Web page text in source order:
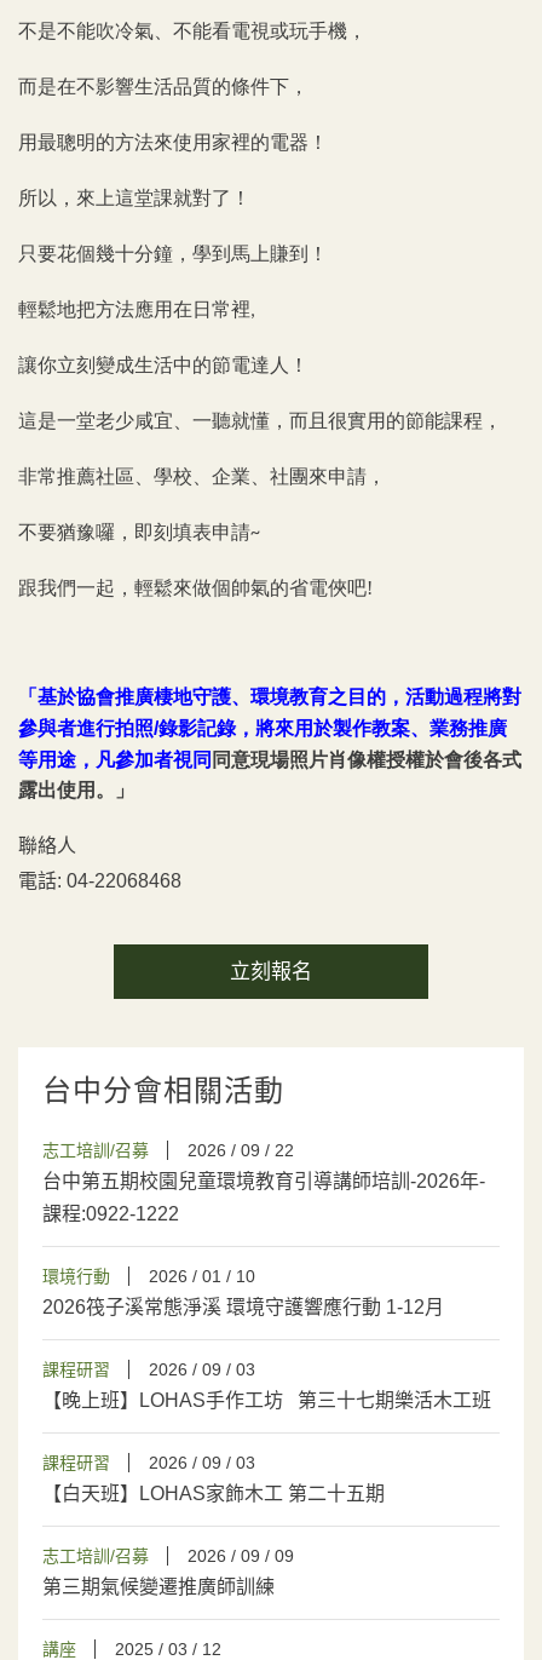
不是不能吹冷氣、不能看電視或玩手機，
而是在不影響生活品質的條件下，
用最聰明的方法來使用家裡的電器！
所以，來上這堂課就對了！
只要花個幾十分鐘，學到馬上賺到！
輕鬆地把方法應用在日常裡,
讓你立刻變成生活中的節電達人！
這是一堂老少咸宜、一聽就懂，而且很實用的節能課程，
非常推薦社區、學校、企業、社團來申請，
不要猶豫囉，即刻填表申請~
跟我們一起， 輕鬆來做個帥氣的省電俠吧!
「基於協會推廣棲地守護、環境教育之目的，活動過程將對
參與者進行拍照/錄影記錄，將來用於製作教案、業務推廣
等用途，凡參加者視同 同意現場照片肖像權授權於會後各式
露出使用。」
聯絡人
電話: 04-22068468
立刻報名
台中分會相關活動
志工培訓/召募 2026 / 09 / 22
台中第五期校園兒童環境教育引導講師培訓-2026年-
課程:0922-1222
環境行動 2026 / 01 / 10
2026筏子溪常態淨溪 環境守護響應行動 1-12月
課程研習 2026 / 09 / 03
【晚上班】LOHAS手作工坊 第三十七期樂活木工班
課程研習 2026 / 09 / 03
【白天班】LOHAS家飾木工 第二十五期
志工培訓/召募 2026 / 09 / 09
第三期氣候變遷推廣師訓練
講座 2025 / 03 / 12